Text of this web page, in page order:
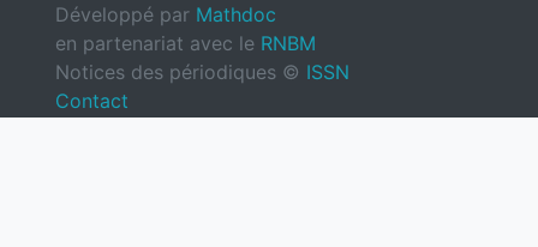
Développé par Mathdoc
en partenariat avec le RNBM
Notices des périodiques © ISSN
Contact